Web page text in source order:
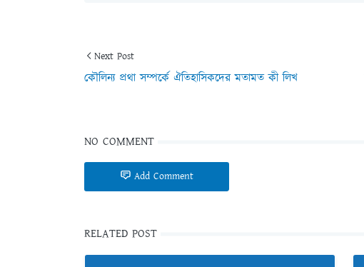
Next Post
কৌলিন্য প্রথা সম্পর্কে ঐতিহাসিকদের মতামত কী লিখ
NO COMMENT
Add Comment
RELATED POST